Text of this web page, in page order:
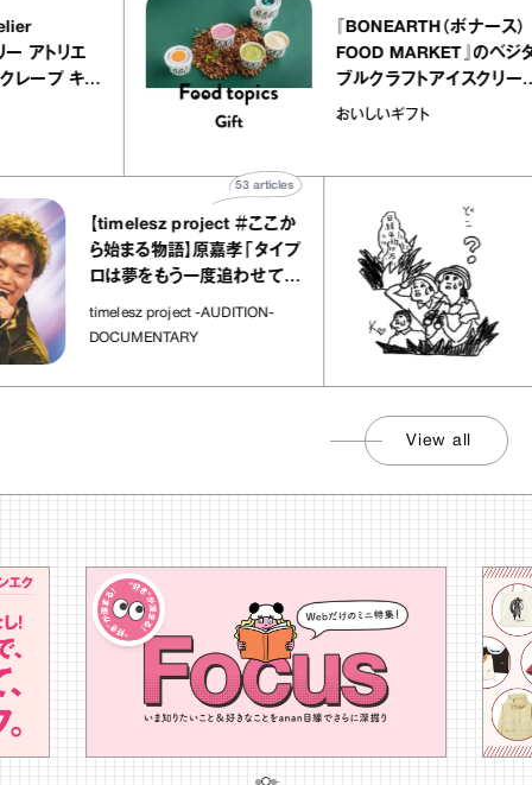
atelier
クアリー アトリエ
のミルクレープ キャ
『BONEARTH（ボ
FOOD MARKET』
ブルクラフトアイス
｜真野知子の「お
おいしいギフト
【timelesz project ＃ここか
ら始まる物語】原嘉孝「タイプ
ロは夢をもう一度追わせてく
れた場所」
timelesz project -AUDITION-
DOCUMENTARY
articles
View all